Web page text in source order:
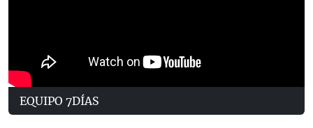
EQUIPO 7DÍAS